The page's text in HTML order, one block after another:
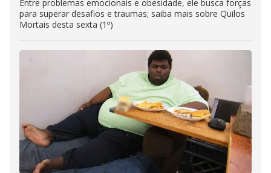
Entre problemas emocionais e obesidade, ele busca forças
para superar desafios e traumas; saiba mais sobre Quilos
Mortais desta sexta (1º)